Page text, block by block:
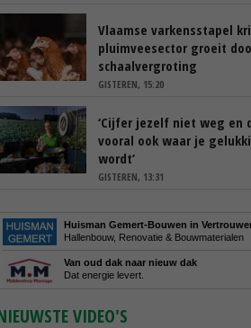
Vlaamse varkensstapel
pluimveesector groeit
schaalvergroting
GISTEREN, 15:20
‘Cijfer jezelf niet weg en
vooral ook waar je
wordt’
GISTEREN, 13:31
Huisman Gemert-Bouwen in
Hallenbouw, Renovatie & Bouwmaterialen
Van oud dak naar nieuw dak
Dat energie levert.
VIDEO'S